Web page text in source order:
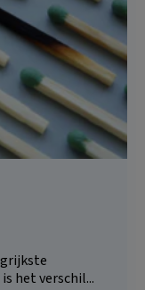
het verschil...